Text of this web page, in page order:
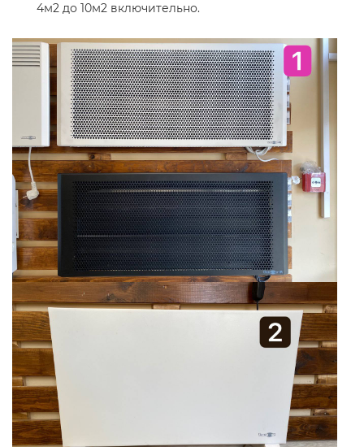
4м2 до 10м2 включительно.